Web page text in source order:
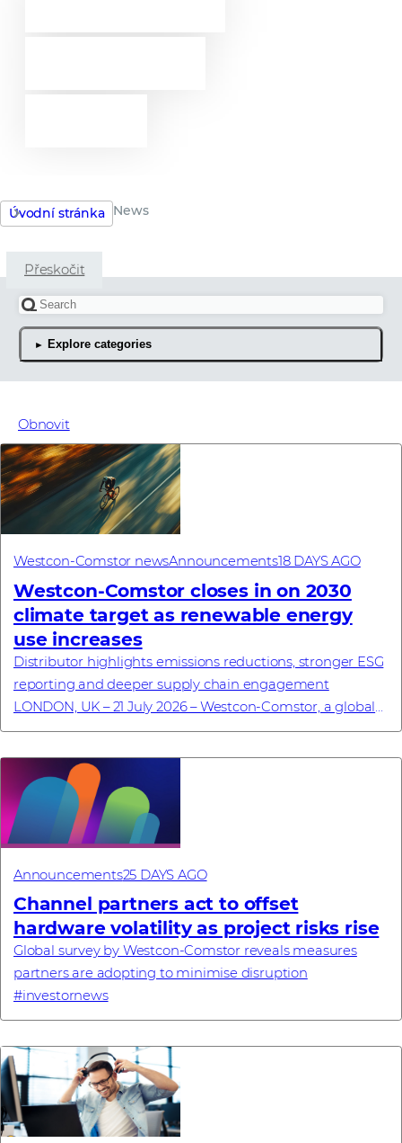
Úvodní stránka News
Přeskočit
Hledat článek
Explore categories
Nejnovější novinkové
Obnovit
Westcon-Comstor newsAnnouncements18 DAYS AGO
Westcon-Comstor closes in on 2030
climate target as renewable energy
use increases
Distributor highlights emissions reductions, stronger ESG
reporting and deeper supply chain engagement
LONDON, UK – 21 July 2026 – Westcon-Comstor, a global
technology distributor specialising in cyb...
Announcements25 DAYS AGO
Channel partners act to offset
hardware volatility as project risks rise
Global survey by Westcon-Comstor reveals measures
partners are adopting to minimise disruption
#investornews